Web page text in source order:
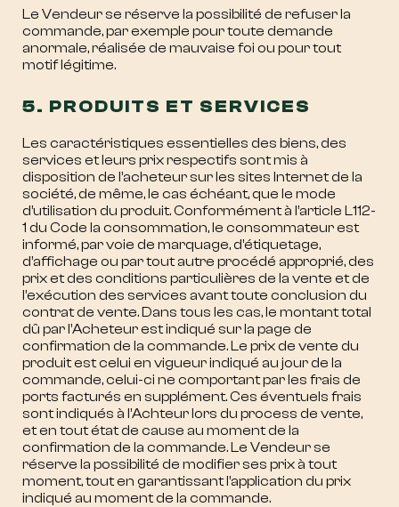
Le Vendeur se réserve la possibilité de refuser la
commande, par exemple pour toute demande
anormale, réalisée de mauvaise foi ou pour tout
motif légitime.
5. PRODUITS ET SERVICES
Les caractéristiques essentielles des biens, des
services et leurs prix respectifs sont mis à
disposition de l’acheteur sur les sites Internet de la
société, de même, le cas échéant, que le mode
d’utilisation du produit. Conformément à l’article L112-
1 du Code la consommation, le consommateur est
informé, par voie de marquage, d’étiquetage,
d’affichage ou par tout autre procédé approprié, des
prix et des conditions particulières de la vente et de
l’exécution des services avant toute conclusion du
contrat de vente. Dans tous les cas, le montant total
dû par l’Acheteur est indiqué sur la page de
confirmation de la commande. Le prix de vente du
produit est celui en vigueur indiqué au jour de la
commande, celui-ci ne comportant par les frais de
ports facturés en supplément. Ces éventuels frais
sont indiqués à l’Achteur lors du process de vente,
et en tout état de cause au moment de la
confirmation de la commande. Le Vendeur se
réserve la possibilité de modifier ses prix à tout
moment, tout en garantissant l’application du prix
indiqué au moment de la commande.